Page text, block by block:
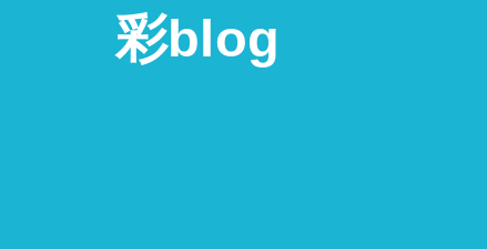
彩blog